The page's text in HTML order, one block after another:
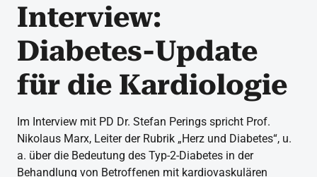
Interview:
Diabetes-Update
für die Kardiologie
Im Interview mit PD Dr. Stefan Perings spricht Prof.
Nikolaus Marx, Leiter der Rubrik „Herz und Diabetes“, u.
a. über die Bedeutung des Typ-2-Diabetes in der
Behandlung von Betroffenen mit kardiovaskulären